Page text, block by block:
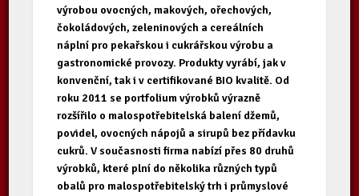
výrobou ovocných, makových, ořechových,
čokoládových, zeleninových a cereálních
náplní pro pekařskou i cukrářskou výrobu a
gastronomické provozy. Produkty vyrábí, jak v
konvenční, tak i v certifikované BIO kvalitě. Od
roku 2011 se portfolium výrobků výrazně
rozšířilo o malospotřebitelská balení džemů,
povidel, ovocných nápojů a sirupů bez přídavku
cukrů. V současnosti firma nabízí přes 80 druhů
výrobků, které plní do několika různých typů
obalů pro malospotřebitelský trh i průmyslové